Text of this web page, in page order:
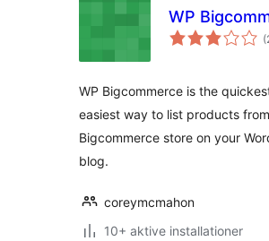
WP
WP Bigcommerce is the
easiest way to list products
Bigcommerce store on your
blog.
coreymcmahon
10+ aktive installationer